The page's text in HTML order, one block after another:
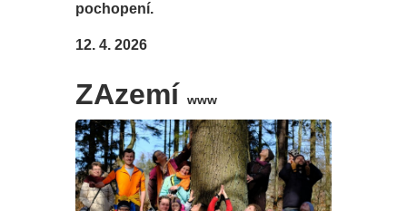
pochopení.
12. 4. 2026
ZAzemíwww